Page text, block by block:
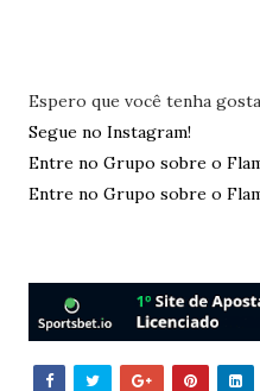
Espero que você tenha
Segue no Instagram!
Entre no Grupo sobre o
Entre no Grupo sobre o